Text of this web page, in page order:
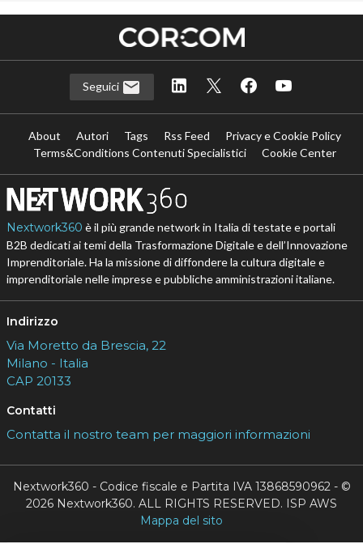
Seguici
About Autori Tags Rss Feed
Privacy e Cookie Policy
Terms&Conditions Contenuti Specialistici
Cookie Center
Nextwork360 è il più grande network in Italia di testate e portali
B2B dedicati ai temi della Trasformazione Digitale e dell’Innovazione
Imprenditoriale. Ha la missione di diffondere la cultura digitale e
imprenditoriale nelle imprese e pubbliche amministrazioni italiane.
Indirizzo
Via Moretto da Brescia, 22
Milano - Italia
CAP 20133
Contatti
Contatta il nostro team per maggiori informazioni
Nextwork360 - Codice fiscale e Partita IVA 13868590962 - ©
2026 Nextwork360. ALL RIGHTS RESERVED. ISP AWS
Mappa del sito